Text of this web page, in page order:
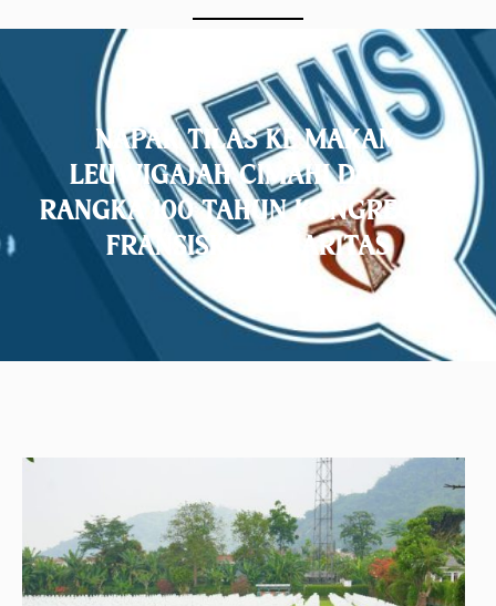
NAPAK TILAS KE MAKAM
LEUWIGAJAH CIMAHI DALAM
RANGKA 100 TAHUN KONGREGASI
FRANSISKUS CHARITAS